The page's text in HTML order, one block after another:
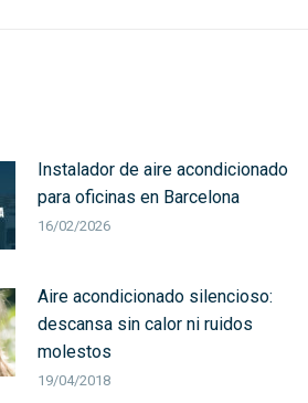
Instalador de aire acondicionado
para oficinas en Barcelona
16/02/2026
Aire acondicionado silencioso:
descansa sin calor ni ruidos
molestos
19/04/2018